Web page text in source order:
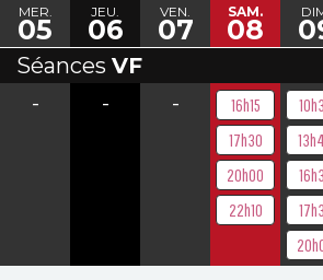
MER.
05
JEU.
06
VEN.
07
SAM.
08
Séances VF
-
- -
16h15
17h30
20h00
22h10